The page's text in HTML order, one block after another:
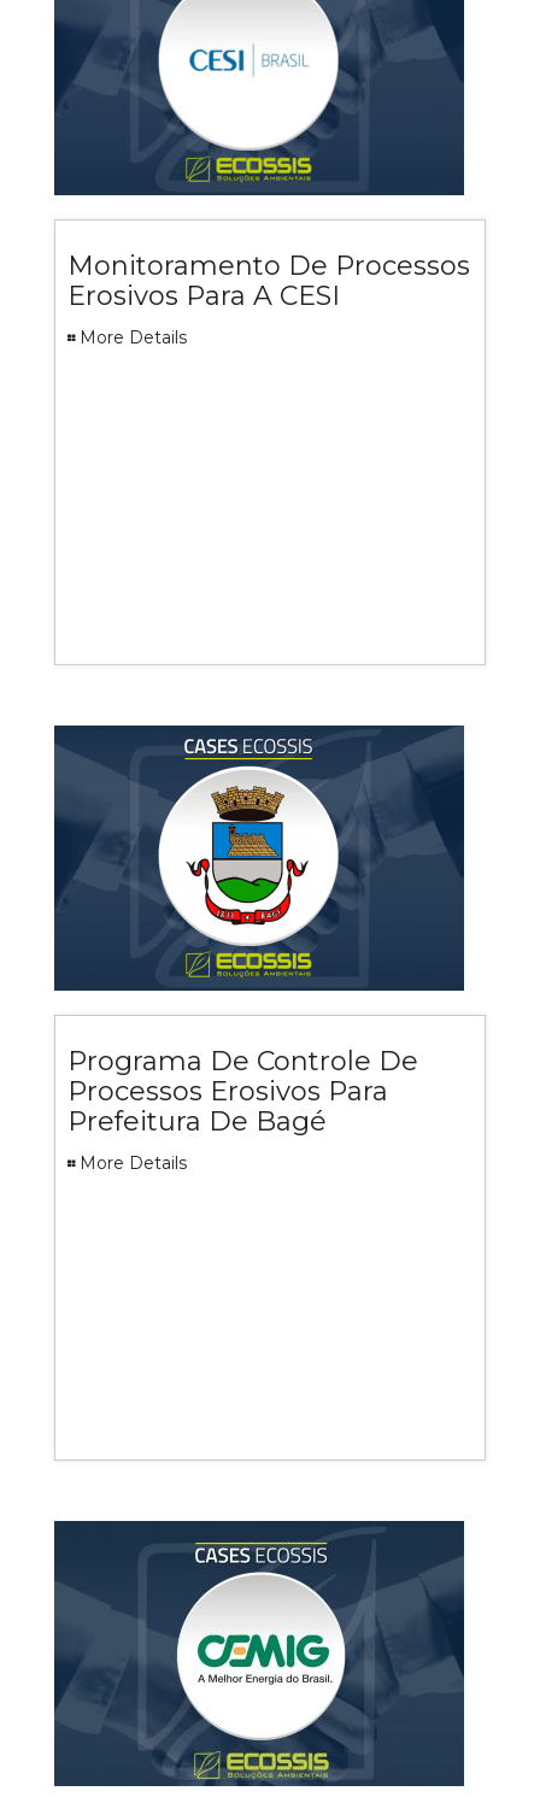
Monitoramento De Processos
Erosivos Para A CESI
More Details
Programa De Controle De
Processos Erosivos Para
Prefeitura De Bagé
More Details